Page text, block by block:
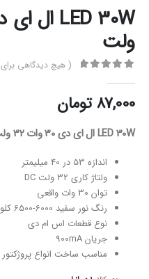
ولت
( هیچ دیدگاهی
87,000 تومان
LED 30W ال ای دی 30 وات 32 ولت
اندازه 53 در 40 میلیمتر
ولتاژ کاری 32 ولت DC
توان 30 وات واقعی
رنگ نور سفید 6000-6500 کلوین
نوع قطعات اس ام دی
جریان 900mA
مناسب ساخت انواع